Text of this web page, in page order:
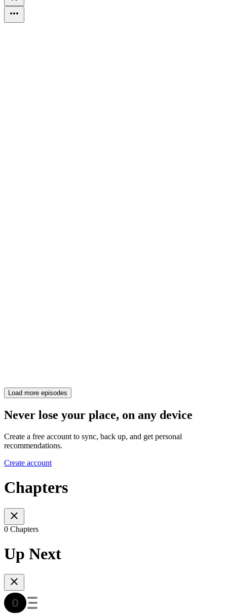
Load more episodes
Never lose your place, on any device
Create a free account to sync, back up, and get personal
recommendations.
Create account
Chapters
0 Chapters
Up Next